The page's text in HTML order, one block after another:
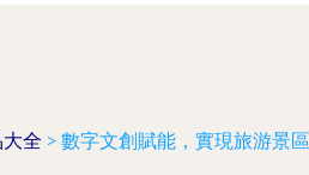
全 > 數字文創賦能，實現旅游景